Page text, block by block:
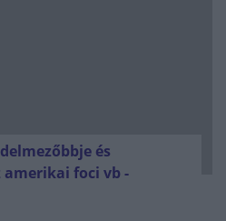
és
foci vb -